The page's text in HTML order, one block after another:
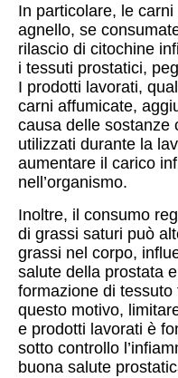
In particolare, le
agnello, se
rilascio di citochine
i tessuti prostatici,
I prodotti lavorati,
carni affumicate,
causa delle sostanze
utilizzati durante la
aumentare il carico
nell’organismo.
Inoltre, il consumo
di grassi saturi può
grassi nel corpo,
salute della prostata
formazione di
questo motivo,
e prodotti lavorati è
sotto controllo
buona salute